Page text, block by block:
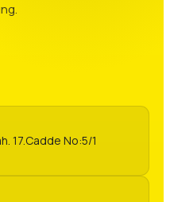
17.Cadde No:5/1